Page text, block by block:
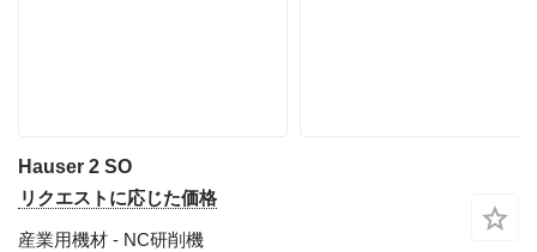
Hauser 2 SO
リクエストに応じた価格
産業用機材 - NC研削機